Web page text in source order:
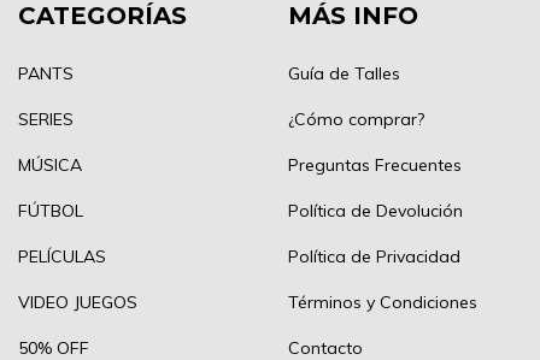
CATEGORÍAS
PANTS
SERIES
MÚSICA
FÚTBOL
PELÍCULAS
VIDEO JUEGOS
50% OFF
MÁS INFO
Guía de Talles
¿Cómo comprar?
Preguntas Frecuentes
Política de Devolución
Política de Privacidad
Términos y Condiciones
Contacto